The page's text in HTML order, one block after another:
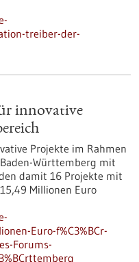
treiber-der-
innovative
Projekte im Rahmen
Württemberg mit
damit 16 Projekte mit
Millionen Euro
Euro-f%C3%BCr-
Forums-